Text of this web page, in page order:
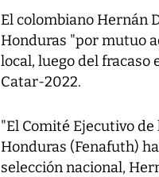
El colombiano Hernán
Honduras "por mutuo
local, luego del fracaso
Catar-2022.
"El Comité Ejecutivo de
Honduras (Fenafuth)
selección nacional,